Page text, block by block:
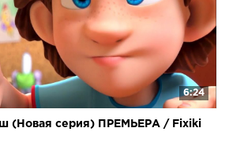
6:24
(Новая серия) ПРЕМЬЕРА / Fixiki